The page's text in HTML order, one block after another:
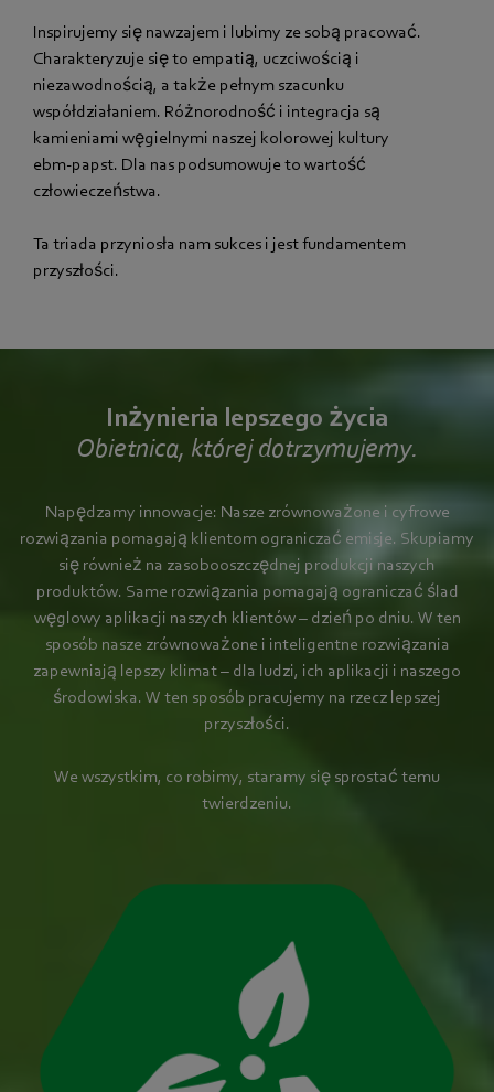
Inspirujemy się nawzajem i lubimy ze sobą pracować.
Charakteryzuje się to empatią, uczciwością i
niezawodnością, a także pełnym szacunku
współdziałaniem. Różnorodność i integracja są
kamieniami węgielnymi naszej kolorowej kultury
ebm‑papst. Dla nas podsumowuje to wartość
człowieczeństwa.
Ta triada przyniosła nam sukces i jest fundamentem
przyszłości.
Inżynieria lepszego życia
Obietnica, której dotrzymujemy.
Napędzamy innowacje: Nasze zrównoważone i cyfrowe
rozwiązania pomagają klientom ograniczać emisje. Skupiamy
się również na zasobooszczędnej produkcji naszych
produktów. Same rozwiązania pomagają ograniczać ślad
węglowy aplikacji naszych klientów – dzień po dniu. W ten
sposób nasze zrównoważone i inteligentne rozwiązania
zapewniają lepszy klimat – dla ludzi, ich aplikacji i naszego
środowiska. W ten sposób pracujemy na rzecz lepszej
przyszłości.
We wszystkim, co robimy, staramy się sprostać temu
twierdzeniu.